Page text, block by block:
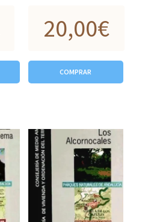
20,00€
COMPRAR